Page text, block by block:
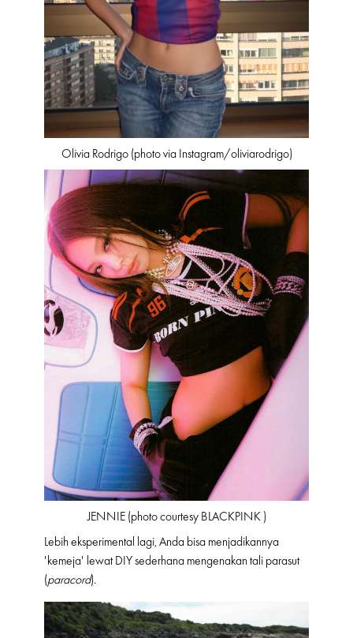
Olivia Rodrigo (photo via Instagram/oliviarodrigo)
JENNIE (photo courtesy BLACKPINK )
Lebih eksperimental lagi, Anda bisa menjadikannya
'kemeja' lewat DIY sederhana mengenakan tali parasut
(paracord).